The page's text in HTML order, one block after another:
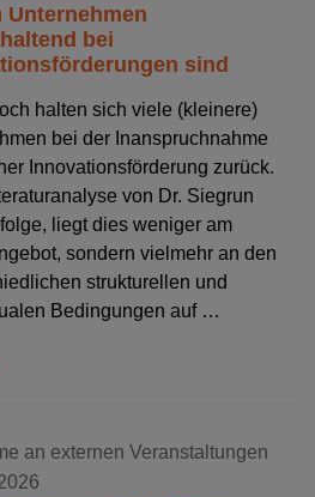
Unternehmen
bei
sind
halten sich viele (kleinere)
bei der Inanspruchnahme
Innovationsförderung zurück.
von Dr. Siegrun
liegt dies weniger am
sondern vielmehr an den
strukturellen und
Bedingungen auf …
an externen Veranstaltungen